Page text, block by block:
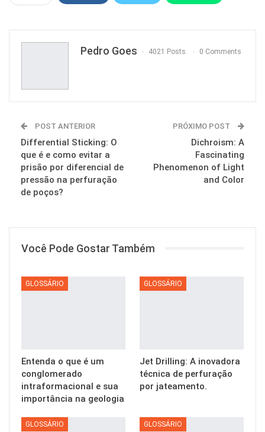
Pedro Goes 4021 Posts 0 Comments
POST ANTERIOR
Differential Sticking: O
que é e como evitar a
prisão por diferencial de
pressão na perfuração
de poços?
PRÓXIMO POST
Dichroism: A
Fascinating
Phenomenon of Light
and Color
Você Pode Gostar Também
GLOSSÁRIO
Entenda o que é um
conglomerado
intraformacional e sua
importância na geologia
GLOSSÁRIO
Jet Drilling: A inovadora
técnica de perfuração
por jateamento.
GLOSSÁRIO GLOSSÁRIO